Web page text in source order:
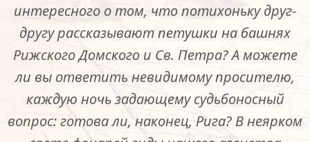
интересного о том, что потихоньку друг-
другу рассказывают петушки на башнях
Рижского Домского и Св. Петра? А можете
ли вы ответить невидимому просителю,
каждую ночь задающему судьбоносный
вопрос: готова ли, наконец, Рига? В неярком